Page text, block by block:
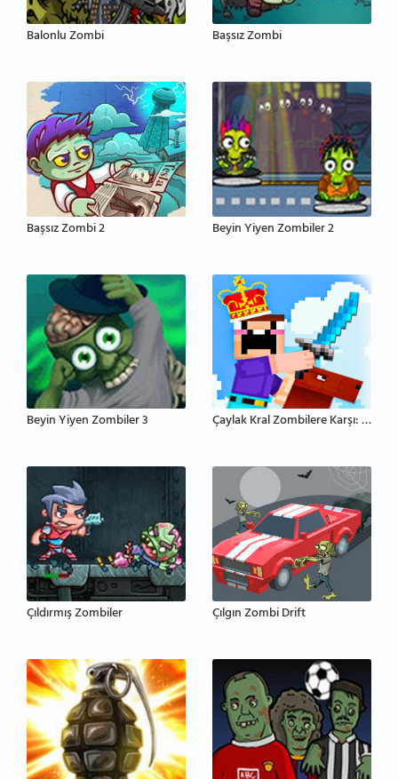
Balonlu Zombi Başsız Zombi
Başsız Zombi 2 Beyin Yiyen Zombiler 2
Beyin Yiyen Zombiler 3 Çaylak Kral Zombilere Karşı: Kale Savunması
Çıldırmış Zombiler Çılgın Zombi Drift